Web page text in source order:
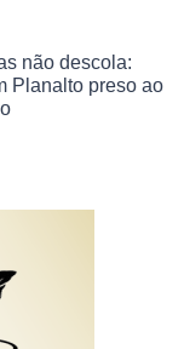
não descola:
Planalto preso ao